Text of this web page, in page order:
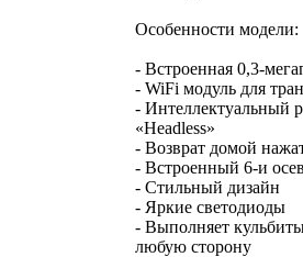
Особенности модели:
- Встроенная 0,3-
- WiFi модуль для
- Интеллектуальный
«Headless»
- Возврат домой
- Встроенный 6-и
- Стильный дизайн
- Яркие светодиоды
- Выполняет
любую сторону